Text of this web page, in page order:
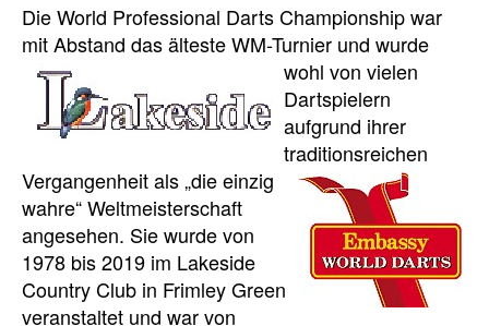
Die World Professional Darts Championship war
mit Abstand das ältesteWM-Turnier und wurde
wohl von vielen
Dartspielern
aufgrund ihrer
traditionsreichen
Vergangenheit als „dieeinzig
wahre“ Weltmeisterschaft
angesehen. Sie wurde von
1978 bis 2019 im Lakeside
Country Club in Frimley Green
veranstaltet und war von